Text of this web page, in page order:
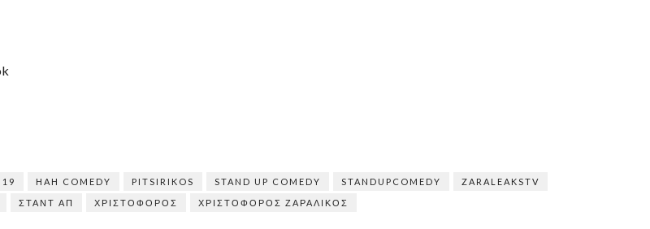
HAH COMEDY PITSIRIKOS STAND UP COMEDY STANDUPCOMEDY
ZARALEAKSTV
ΣΤΑΝΤ ΑΠ ΧΡΙΣΤΌΦΟΡΟΣ ΧΡΙΣΤΌΦΟΡΟΣ ΖΑΡΑΛΊΚΟΣ